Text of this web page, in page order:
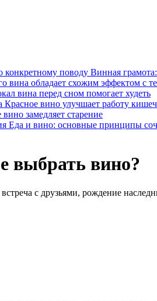
Винная
вина перед сном помогает худеть
Красное вино улучшает работу
замедляет старение
Еда и вино: основные принципы
выбрать вино?
с друзьями, рождение